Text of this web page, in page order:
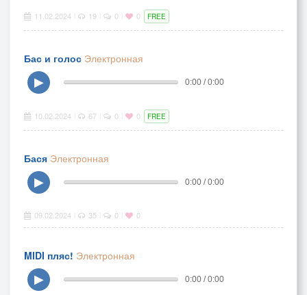
11.02.2024 19 0 0 FREE
Бас и голос Электронная
▶
0:00 / 0:00
10.02.2024 67 0 0 FREE
Бася Электронная
▶
0:00 / 0:00
09.02.2024 35 0 0
MIDI пляс! Электронная
▶
0:00 / 0:00